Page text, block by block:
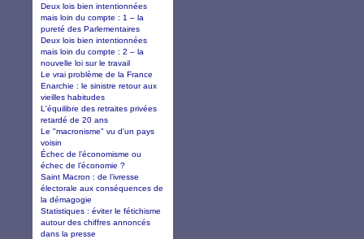
Deux lois bien intentionnées
mais loin du compte : 1 – la
pureté des Parlementaires
Deux lois bien intentionnées
mais loin du compte : 2 – la
nouvelle loi sur le travail
Le vrai problème de la France
Enarchie : le sinistre retour aux
vieilles habitudes
L'équilibre des retraites privées
retardé de 20 ans
Le "macronisme" vu d'un pays
voisin
Échec de l’économisme ou
échec de l’économie ?
Saint Macron : de l’ivresse
électorale aux conséquences de
la démagogie
Statistiques : éviter le fétichisme
autour des chiffres annoncés
dans la presse